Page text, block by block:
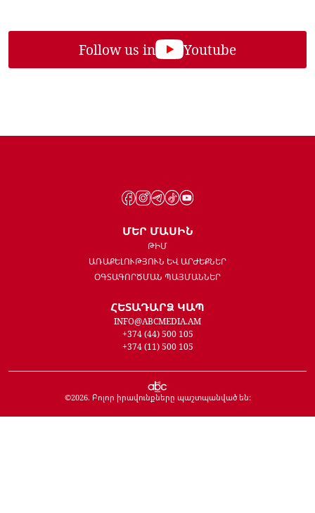
Follow us in Youtube
ՄԵՐ ՄԱՍԻՆ
ԹԻՄ
ԱՌԱՔԵԼՈՒԹՅՈՒՆ ԵՎ ԱՐԺԵՔՆԵՐ
ՕԳՏԱԳՈՐԾՄԱՆ ՊԱՅՄԱՆՆԵՐ
ՀԵՏԱԴԱՐՁ ԿԱՊ
INFO@ABCMEDIA.AM
+374 (44) 500 105
+374 (11) 500 105
©2026. Բոլոր իրավունքները պաշտպանված են: